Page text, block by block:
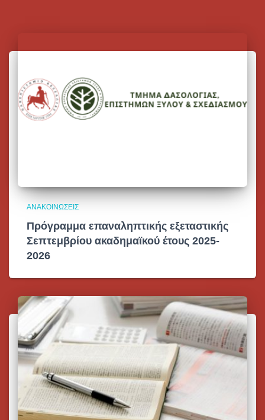
ΑΝΑΚΟΙΝΏΣΕΙΣ
Πρόγραμμα επαναληπτικής εξεταστικής
Σεπτεμβρίου ακαδημαϊκού έτους 2025-
2026